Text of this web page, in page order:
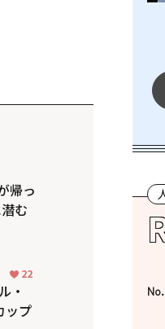
帰っ
む
22
・
ップ
No.